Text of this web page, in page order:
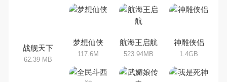
色手机游戏有哪些呢？游戏今天，
乐途下载站小编芒果味的怪咖给大
集，欢迎大家前来选择下载体验
战舰天下
62.39 MB
梦想仙侠
117.6M
航海王启航
523.94MB
神雕侠侣
1.4GB